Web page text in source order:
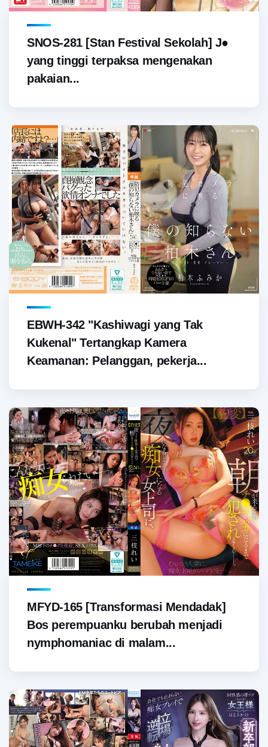
SNOS-281 [Stan Festival Sekolah] J●
yang tinggi terpaksa mengenakan
pakaian...
EBWH-342 "Kashiwagi yang Tak
Kukenal" Tertangkap Kamera
Keamanan: Pelanggan, pekerja...
MFYD-165 [Transformasi Mendadak]
Bos perempuanku berubah menjadi
nymphomaniac di malam...